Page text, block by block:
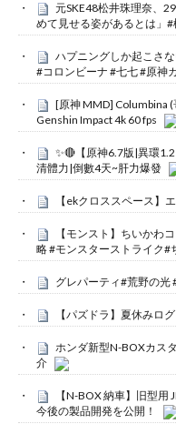
元SKE48松井珠理奈、
めて見せる姿があるとは」#
ハプニングしか起こさ
#コロンビーナ #七七 #原神
[原神 MMD] Columbina
Genshin Impact 4k 60 fps
✨🔴【原神6.7版|異環
清體力|倒數4天~肝力爆發
【ekクロススペース】
【モンスト】ちいかわ
略 #モンスターストライク
グレパーティ#荒野の光
【パズドラ】夏休みロ
ホンダ新型N-BOXカス
介
【N-BOX 納車】旧型
今後の製品開発を公開！